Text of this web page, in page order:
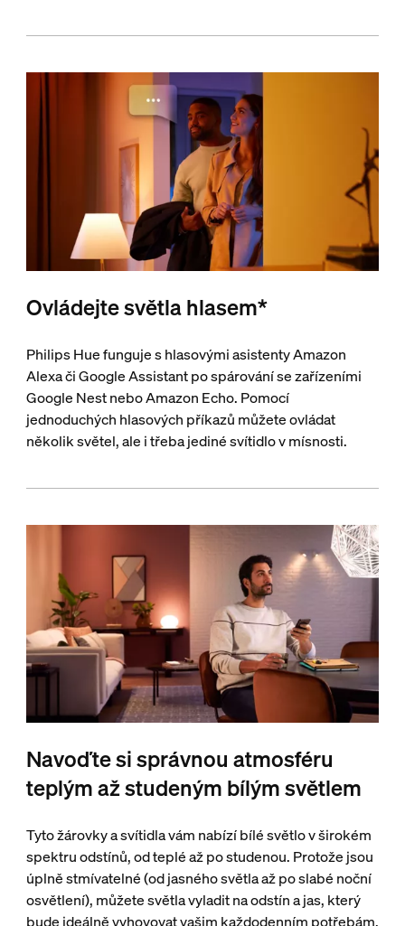
Ovládejte světla hlasem*
Philips Hue funguje s hlasovými asistenty Amazon
Alexa či Google Assistant po spárování se zařízeními
Google Nest nebo Amazon Echo. Pomocí
jednoduchých hlasových příkazů můžete ovládat
několik světel, ale i třeba jediné svítidlo v mísnosti.
Navoďte si správnou atmosféru
teplým až studeným bílým světlem
Tyto žárovky a svítidla vám nabízí bílé světlo v širokém
spektru odstínů, od teplé až po studenou. Protože jsou
úplně stmívatelné (od jasného světla až po slabé noční
osvětlení), můžete světla vyladit na odstín a jas, který
bude ideálně vyhovovat vašim každodenním potřebám.